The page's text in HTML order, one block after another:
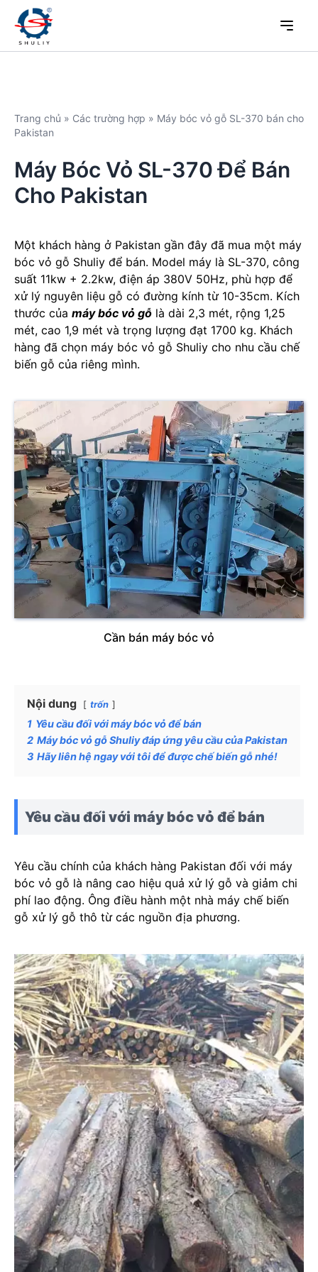
Trang chủ » Các trường hợp » Máy bóc vỏ gỗ SL-370 bán cho
Pakistan
Máy Bóc Vỏ SL-370 Để Bán
Cho Pakistan
Một khách hàng ở Pakistan gần đây đã mua một máy
bóc vỏ gỗ Shuliy để bán. Model máy là SL-370, công
suất 11kw + 2.2kw, điện áp 380V 50Hz, phù hợp để
xử lý nguyên liệu gỗ có đường kính từ 10-35cm. Kích
thước của máy bóc vỏ gỗ là dài 2,3 mét, rộng 1,25
mét, cao 1,9 mét và trọng lượng đạt 1700 kg. Khách
hàng đã chọn máy bóc vỏ gỗ Shuliy cho nhu cầu chế
biến gỗ của riêng mình.
Cần bán máy bóc vỏ
Nội dung trốn
1 Yêu cầu đối với máy bóc vỏ để bán
2 Máy bóc vỏ gỗ Shuliy đáp ứng yêu cầu của Pakistan
3 Hãy liên hệ ngay với tôi để được chế biến gỗ nhé!
Yêu cầu đối với máy bóc vỏ để bán
Yêu cầu chính của khách hàng Pakistan đối với máy
bóc vỏ gỗ là nâng cao hiệu quả xử lý gỗ và giảm chi
phí lao động. Ông điều hành một nhà máy chế biến
gỗ xử lý gỗ thô từ các nguồn địa phương.